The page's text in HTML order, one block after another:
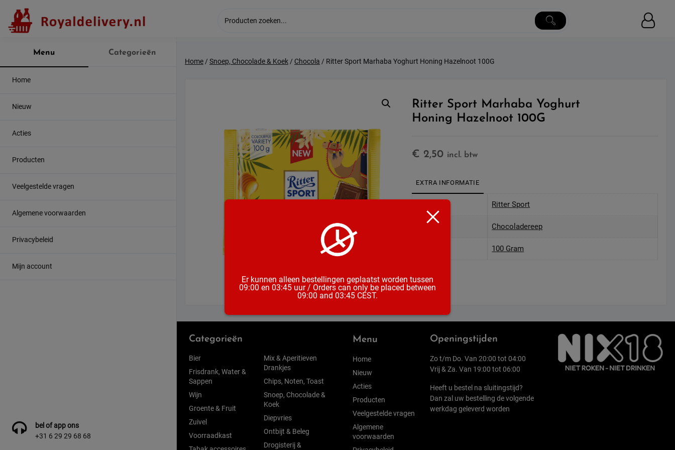
content
Menu Categorieën
Home
Nieuw
Acties
Producten
Veelgestelde vragen
Algemene voorwaarden
Privacybeleid
Mijn account
bel of app ons
+31 6 29 29 68 68
Home/ Snoep, Chocolade & Koek/ Chocola / Ritter Sport Marhaba Yoghurt Honing Hazelnoot 100G
Ritter Sport Marhaba Yoghurt
Honing Hazelnoot 100G
€ 2,50 incl. btw
EXTRA INFORMATIE
Ritter Sport
Chocoladereep
100 Gram
Categorieën
Bier
Frisdrank, Water &
Sappen
Wijn
Groente & Fruit
Zuivel
Voorraadkast
Mix & Aperitieven
Drankjes
Chips, Noten, Toast
Snoep, Chocolade &
Koek
Diepvries
Ontbijt & Beleg
Drogisterij &
Menu
Home
Nieuw
Acties
Producten
Veelgestelde vragen
Algemene
voorwaarden
Openingstijden
Zo t/m Do. Van 20:00 tot 04:00
Vrij & Za. Van 19:00 tot 06:00
Heeft u bestel na sluitingstijd?
Dan zal uw bestelling de volgende
werkdag geleverd worden
Er kunnen alleen bestellingen geplaatst worden tussen
09:00 en 03:45 uur / Orders can only be placed between
09:00 and 03:45 CEST.